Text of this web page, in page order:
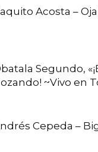
Acosta –
Segundo,
~Vivo en
Cepeda –